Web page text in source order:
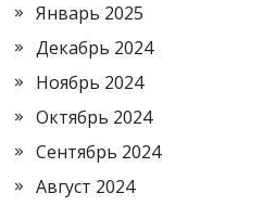
Январь 2025
Декабрь 2024
Ноябрь 2024
Октябрь 2024
Сентябрь 2024
Август 2024